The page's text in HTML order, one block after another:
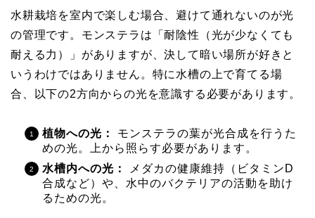
水耕栽培を室内で楽しむ場合、避けて通れないのが光
の管理です。モンステラは「耐陰性（光が少なくても
耐える力）」がありますが、決して暗い場所が好きと
いうわけではありません。特に水槽の上で育てる場
合、以下の2方向からの光を意識する必要があります。
植物への光：
モンステラの葉が光合成を行うた
めの光。上から照らす必要があります。
水槽内への光：
メダカの健康維持（ビタミンD
合成など）や、水中のバクテリアの活動を助け
るための光。